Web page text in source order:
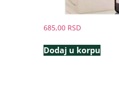
685,00 RSD
Dodaj u korpu